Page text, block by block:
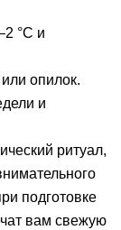
°C и
опилок.
и
ритуал,
подготовке
вам свежую